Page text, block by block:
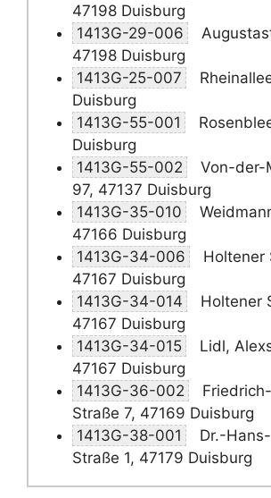
47198 Duisburg
1413G-29-006
47198 Duisburg
1413G-25-007
Duisburg
1413G-55-001
Duisburg
1413G-55-002
Von-der-
97, 47137 Duisburg
1413G-35-010
47166 Duisburg
1413G-34-006
Holtener
47167 Duisburg
1413G-34-014
Holtener
47167 Duisburg
1413G-34-015
Lidl,
47167 Duisburg
1413G-36-002
Straße 7, 47169 Duisburg
1413G-38-001
Dr.-
Straße 1, 47179 Duisburg